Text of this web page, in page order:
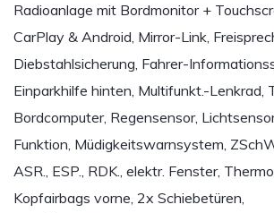
Radioanlage mit Bordmonitor +
CarPlay & Android, Mirror-Link,
Diebstahlsicherung, Fahrer-
Einparkhilfe hinten, Multifunkt.-Lenkrad,
Bordcomputer, Regensensor,
Funktion, Müdigkeitswarnsystem,
ASR., ESP., RDK., elektr. Fenster,
Kopfairbags vorne, 2x Schiebetüren,